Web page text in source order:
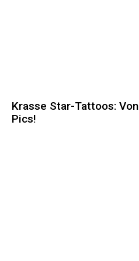
Krasse Star-Tattoos:
Pics!